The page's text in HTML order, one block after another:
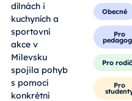
dílnách i
kuchyních a
sportovní
akce v
Milevsku
spojila pohyb
s pomocí
konkrétní
Obecné
Pro
Pro
Pro